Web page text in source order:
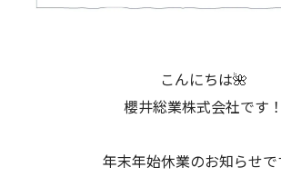
こんにちは🌺
櫻井総業株式会社です！
年末年始休業のお知らせで